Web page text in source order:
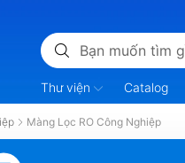
Bạn muốn tìm
Thư viện Catalog
Màng Lọc RO Công Nghiệp